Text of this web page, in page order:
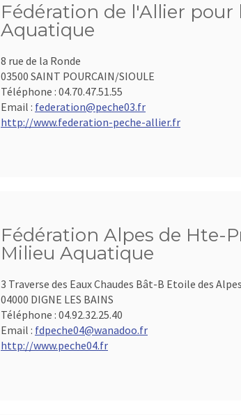
Fédération de l'Allier
Aquatique
8 rue de la Ronde
03500 SAINT POURCAIN/SIOULE
Téléphone : 04.70.47.51.55
Email : federation@peche03.fr
http://www.federation-peche-allier.fr
Fédération Alpes de Hte-
Milieu Aquatique
3 Traverse des Eaux Chaudes Bât-B Etoile des Alpes
04000 DIGNE LES BAINS
Téléphone : 04.92.32.25.40
Email : fdpeche04@wanadoo.fr
http://www.peche04.fr